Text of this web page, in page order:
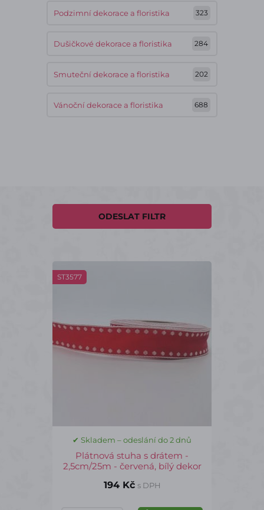
Podzimní dekorace a floristika 323
Dušičkové dekorace a floristika 284
Smuteční dekorace a floristika 202
Vánoční dekorace a floristika 688
ODESLAT FILTR
ST3577
✔ Skladem – odeslání do 2 dnů
Plátnová stuha s drátem -
2,5cm/25m - červená, bílý dekor
194 Kč s DPH